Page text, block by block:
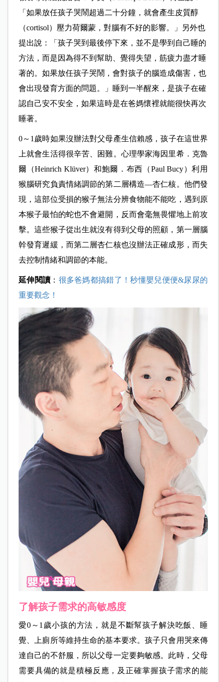
「如果放任孩子哭鬧超過二十分鐘，就會產生皮質醇
（cortisol）壓力荷爾蒙，對腦有不好的影響。」另外也
提出說：「孩子哭到最後停下來，並不是學到自己睡的
方法，而是因為得不到幫助、覺得失望，筋疲力盡才睡
著的。如果放任孩子哭鬧，會對孩子的腦造成傷害，也
會出現發育方面的問題。」睡到一半醒來，是孩子在確
認自己安不安全，如果這時是在爸媽懷裡就能很快再次
睡著。
0～1歲時如果沒辦法對父母產生信賴感，孩子在這世界
上就會生活得很辛苦、困難。心理學家海因里希．克魯
爾（Heinrich Klüver）和鮑爾．布西（Paul Bucy）利用
猴腦研究負責情緒調節的第二層構造—杏仁核。他們發
現，這部位受損的猴子無法分辨食物能不能吃，遇到原
本猴子最怕的蛇也不會避開，反而會毫無畏懼地上前攻
擊。這些猴子從出生就沒有得到父母的照顧，第一層腦
幹發育遲緩，而第二層杏仁核也沒辦法正確成形，而失
去控制情緒和調節的本能。
延伸閱讀 ： 很多爸媽都搞錯了！秒懂嬰兒便便&尿尿的
重要觀念！
了解孩子需求的高敏感度
愛0～1歲小孩的方法，就是不斷幫孩子解決吃飯、睡
覺、上廁所等維持生命的基本要求。孩子只會用哭來傳
達自己的不舒服，所以父母一定要夠敏感。此時，父母
需要具備的就是積極反應，及正確掌握孩子需求的能